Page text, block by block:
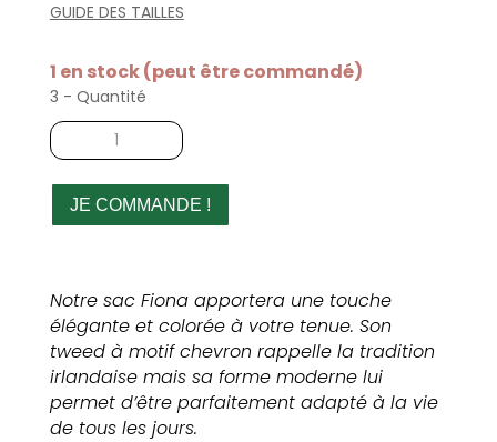
GUIDE DES TAILLES
1 en stock (peut être commandé)
3 - Quantité
quantité
de
main
chevron
violet
JE COMMANDE !
Notre sac Fiona apportera une touche
élégante et colorée à votre tenue. Son
tweed à motif chevron rappelle la tradition
irlandaise mais sa forme moderne lui
permet d’être parfaitement adapté à la vie
de tous les jours.